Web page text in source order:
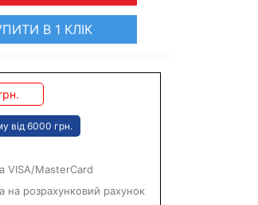
В 1 КЛІК
від 6000 грн.
VISA/MasterCard
на розрахунковий рахунок